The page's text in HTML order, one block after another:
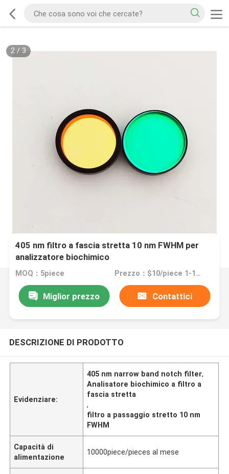
2/ 3
405 nm filtro a fascia stretta 10 nm FWHM per
analizzatore biochimico
MOQ：5piece Prezzo：$10/piece 1-10pieces; $9/piece 11-50pieces; $8/piece >=51pieces
Miglior prezzo Contattici
DESCRIZIONE DI PRODOTTO
Evidenziare:
405 nm narrow band notch filter,
Analisatore biochimico a filtro a
fascia stretta
,
filtro a passaggio stretto 10 nm
FWHM
Capacità di
alimentazione
10000piece/pieces al mese